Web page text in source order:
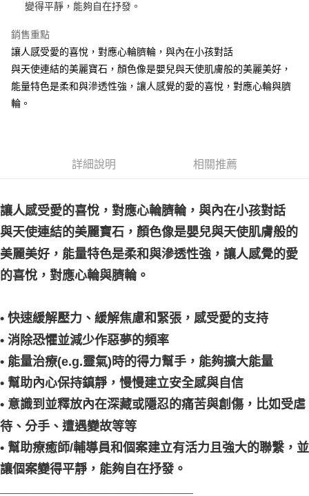
每筆NT$80，滿NT$3,000(含以上)免運費
7-11取貨付款
賣家宅配幫您送（台灣）
每筆NT$80，滿NT$3,000(含以上)免運費
免運費
變得平靜，能夠自在抒發。
銷售重點
讓人感受愛的喜悅，對應心輪臍輪，與內在小孩對話
與天使連結的美麗寶石，顏色像是嬰兒與天使肌膚般的美麗美好，
能量特色是柔和與滲透性強，讓人感覺的愛的喜悅，對應心輪與臍
輪。
詳細說明 相關推薦
讓人感受愛的喜悅，對應心輪臍輪，與內在小孩對話
與天使連結的美麗寶石，顏色像是嬰兒與天使肌膚般的
美麗美好，能量特色是柔和與滲透性強，讓人感覺的愛
的喜悅，對應心輪與臍輪。
• 快速緩解壓力、緩解焦慮和緊張，感受愛的支持
• 消除恐懼並減少作惡夢的頻率
• 能量治療(e.g.靈氣)時的得力幫手，能夠擴大能量
• 幫助內心保持鎮靜，慢慢建立安全感與自信
• 意識到並釋放內在深藏或隱忍的痛苦與創傷，比如受虐
待、分手、遭遇變故等等
• 幫助療癒師/輔導員和個案建立有活力且強大的聯繫，並
讓個案變得平靜，能夠自在抒發。